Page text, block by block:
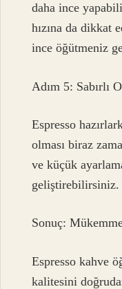
daha ince
hızına da dikkat
ince öğütmeniz
Adım 5: Sabırlı
Espresso
olması biraz
ve küçük
geliştirebilirsiniz.
Sonuç:
Espresso kahve
kalitesini